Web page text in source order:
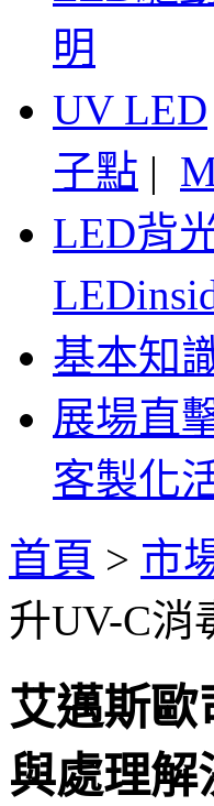
明
UV LED
子點 |
LED背
基本知
展場直
客製化
首頁 > 市
升UV-C消
艾邁斯歐
與處理解